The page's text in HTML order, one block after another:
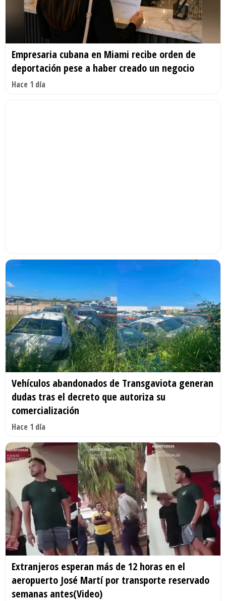
Empresaria cubana en Miami recibe orden de
deportación pese a haber creado un negocio
Hace 1 día
Vehículos abandonados de Transgaviota generan
dudas tras el decreto que autoriza su
comercialización
Hace 1 día
Extranjeros esperan más de 12 horas en el
aeropuerto José Martí por transporte reservado
semanas antes(Video)